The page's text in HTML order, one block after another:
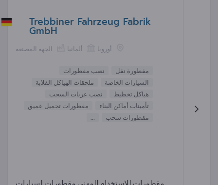
Trebbiner Fahrzeug Fabrik
GmbH
الجهة المصنعة ألمانيا أوروبا
مقطورة نقل
نصب مقطورات
السيارات الخاصة
ملحقات الهياكل القلابة
هياكل تخطيط
نصب عربات السحب
تأمينات أماكن البناء
مقطورات تحميل عميق
مقطورات سحب
...
مقطورات للاستخدام المهني مقطورات لسيارات